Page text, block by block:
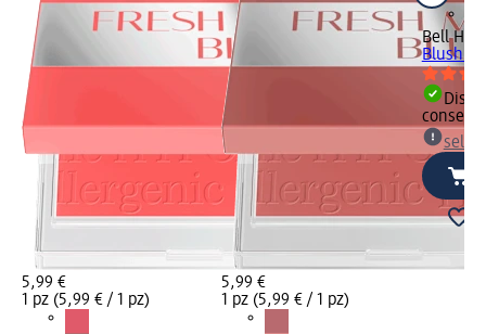
5,99 €
1 pz (5,99 € / 1 pz)
5,99 €
1 pz (5,99 € / 1 pz)
Bell
Blush -